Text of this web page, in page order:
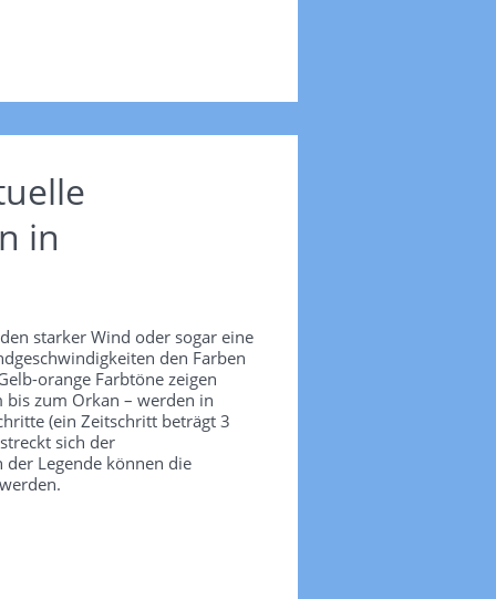
in
starker Wind oder sogar eine
den Farben
orange Farbtöne zeigen
zum Orkan – werden in
(ein Zeitschritt beträgt 3
sich der
Legende können die